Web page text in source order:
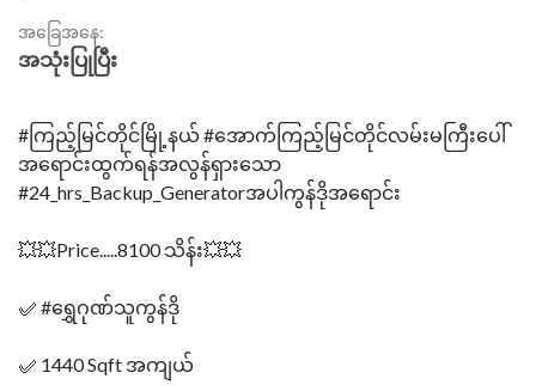
အခြေအနေ:
အသုံးပြုပြီး
#ကြည့်မြင်တိုင်မြို့နယ် #အောက်ကြည့်မြင်တိုင်လမ်းမကြီးပေါ်
အရောင်းထွက်ရန်အလွန်ရှားသော
#24_hrs_Backup_Generatorအပါကွန်ဒိုအရောင်း
💥💥Price.....8100 သိန်း💥💥
✅ #ရွှေဂုဏ်သူကွန်ဒို
✅ 1440 Sqft အကျယ်